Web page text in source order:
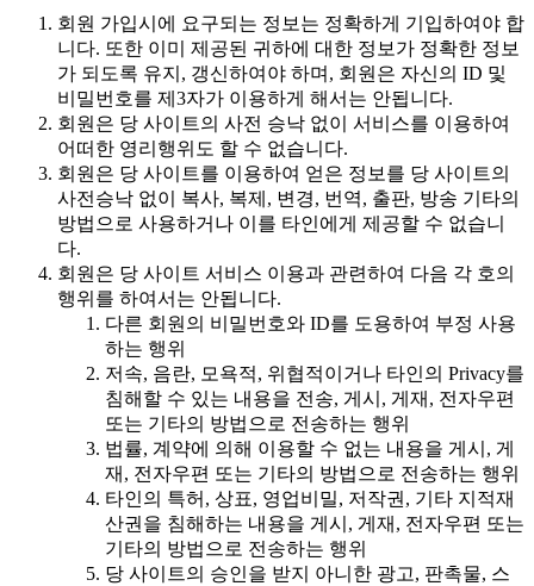
회원 가입시에 요구되는 정보는 정확하게 기입하여야 합
니다. 또한 이미 제공된 귀하에 대한 정보가 정확한 정보
가 되도록 유지, 갱신하여야 하며, 회원은 자신의 ID 및
비밀번호를 제3자가 이용하게 해서는 안됩니다.
회원은 당 사이트의 사전 승낙 없이 서비스를 이용하여
어떠한 영리행위도 할 수 없습니다.
회원은 당 사이트를 이용하여 얻은 정보를 당 사이트의
사전승낙 없이 복사, 복제, 변경, 번역, 출판, 방송 기타의
방법으로 사용하거나 이를 타인에게 제공할 수 없습니
다.
회원은 당 사이트 서비스 이용과 관련하여 다음 각 호의
행위를 하여서는 안됩니다.
다른 회원의 비밀번호와 ID를 도용하여 부정 사용
하는 행위
저속, 음란, 모욕적, 위협적이거나 타인의 Privacy를
침해할 수 있는 내용을 전송, 게시, 게재, 전자우편
또는 기타의 방법으로 전송하는 행위
법률, 계약에 의해 이용할 수 없는 내용을 게시, 게
재, 전자우편 또는 기타의 방법으로 전송하는 행위
타인의 특허, 상표, 영업비밀, 저작권, 기타 지적재
산권을 침해하는 내용을 게시, 게재, 전자우편 또는
기타의 방법으로 전송하는 행위
당 사이트의 승인을 받지 아니한 광고, 판촉물, 스